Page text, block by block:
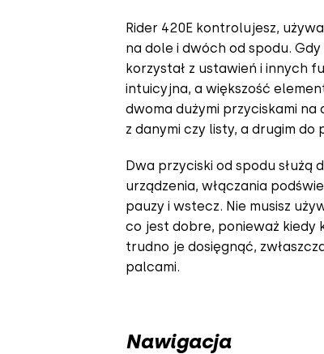
Rider 420E kontrolujesz,
na dole i dwóch od spodu.
korzystał z ustawień i innych
intuicyjna, a większość
dwoma dużymi przyciskami
z danymi czy listy, a drugim
Dwa przyciski od spodu służą
urządzenia, włączania
pauzy i wstecz. Nie musisz
co jest dobre, ponieważ kiedy
trudno je dosięgnąć,
palcami.
Nawigacja